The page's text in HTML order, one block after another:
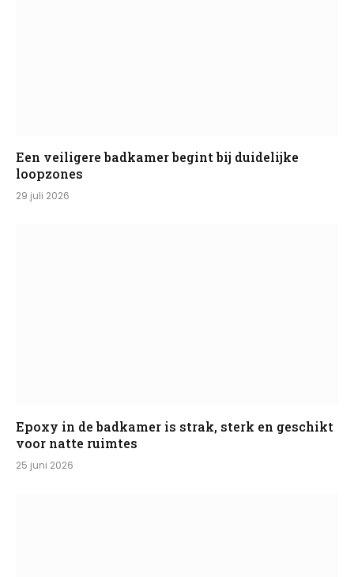
Een veiligere badkamer begint bij duidelijke
loopzones
29 juli 2026
Epoxy in de badkamer is strak, sterk en geschikt
voor natte ruimtes
25 juni 2026